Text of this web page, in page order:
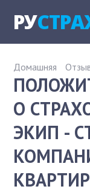
РУ
Домашняя
О
ЭКИП -